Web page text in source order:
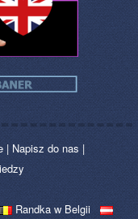
| Napisz do nas |
Randka w Belgii